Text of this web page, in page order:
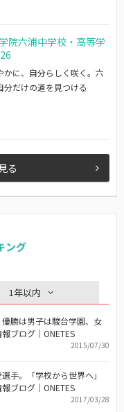
院六浦中学校・高等学
かに、自分らしく咲く。六
分だけの道を見つける
る
ング
1年以内
勝は男子は駿台学園、女
ブログ｜ONETES
2015/07/30
手。「学校から世界へ」
ブログ｜ONETES
2017/03/28